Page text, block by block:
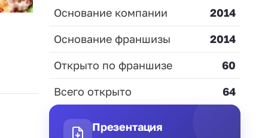
Основание компании
2014
Основание франшизы
2014
Открыто по франшизе
60
Всего открыто
64
Презентация